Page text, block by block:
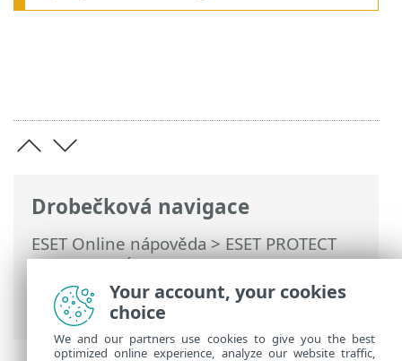
Drobečková navigace
ESET Online nápověda>ESET PROTECT
On-Prem>Úvod>Architektura> HTTP
Proxy pro komunikaci mezi agentem a
serverem
Your account, your cookies
choice
We and our partners use cookies to give you the best
optimized online experience, analyze our website traffic,